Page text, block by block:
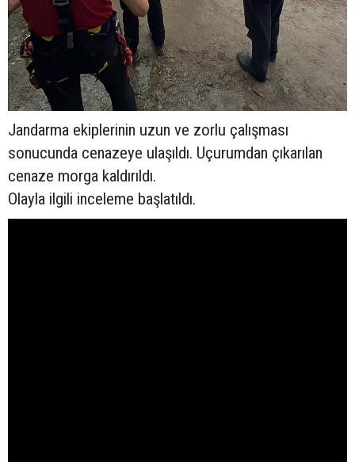
Jandarma ekiplerinin uzun ve zorlu çalışması
sonucunda cenazeye ulaşıldı. Uçurumdan çıkarılan
cenaze morga kaldırıldı.
Olayla ilgili inceleme başlatıldı.